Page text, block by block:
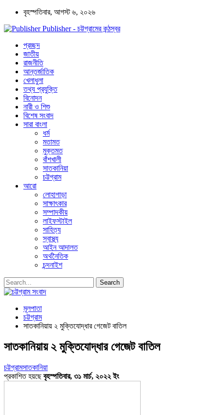
বৃহস্পতিবার, আগস্ট ৬, ২০২৬
Publisher - চট্টগ্রামের কন্ঠস্বর
প্রচ্ছদ
জাতীয়
রাজনীতি
আন্তর্জাতিক
খেলাধুলা
তথ্য প্রযুক্তি
বিনোদন
নারী ও শিশু
বিশেষ সংবাদ
সারা বাংলা
ধর্ম
মতামত
মুক্তমত
বাঁশখালী
সাতকানিয়া
চট্টগ্রাম
আরো
লোহাগাড়া
সাক্ষাৎকার
সম্পাদকীয়
লাইফস্টাইল
সাহিত্য
স্বাস্থ্য
আইন আদালত
অর্থনৈতিক
চন্দনাইশ
মূলপাতা
চট্টগ্রাম
সাতকানিয়ায় ২ মুক্তিযোদ্ধার গেজেট বাতিল
সাতকানিয়ায় ২ মুক্তিযোদ্ধার গেজেট বাতিল
চট্টগ্রামসাতকানিয়া
প্রকাশিত হয়ছেবৃহস্পতিবার, ৩১ মার্চ, ২০২২ ইং